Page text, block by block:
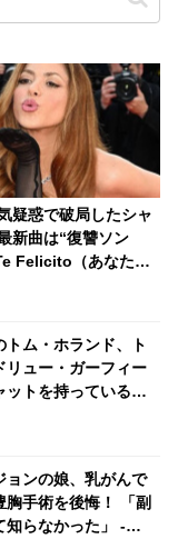
疑惑で破局したシャ
新曲は“復讐ソン
Felicito（あなたを
」のタイトルの意味
トム・ホランド、ト
リュー・ガーフィー
ットを持っているこ
ている内容と
ョンの娘、乳がんで
胸手術を後悔！ 「副
知らなかった」 -